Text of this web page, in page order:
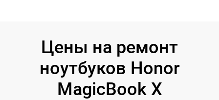
Цены на ремонт
ноутбуков Honor
MagicBook X